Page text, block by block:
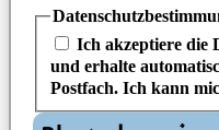
Ich akzeptiere die
und erhalte
Postfach. Ich kann